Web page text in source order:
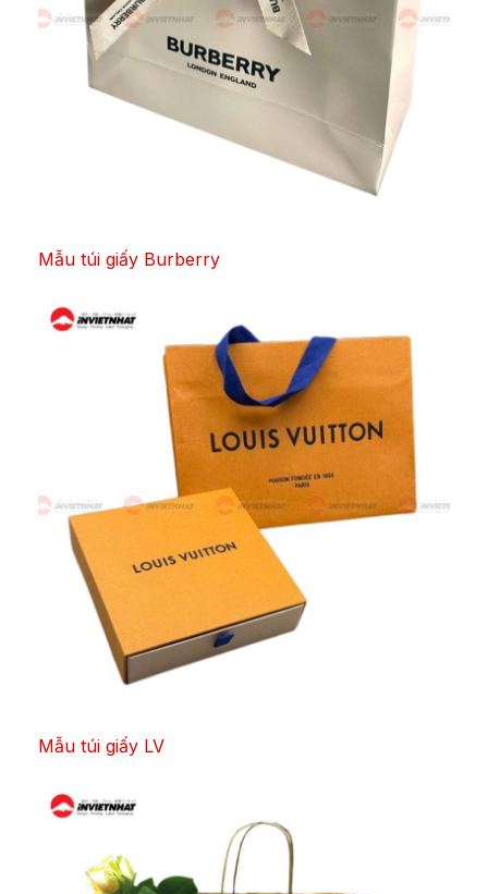
Mẫu túi giấy Burberry
Mẫu túi giấy LV